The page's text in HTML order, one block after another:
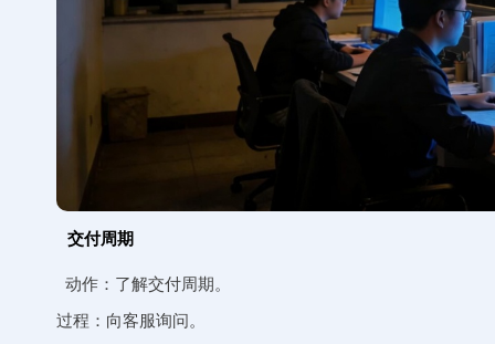
交付周期
动作：了解交付周期。
过程：向客服询问。